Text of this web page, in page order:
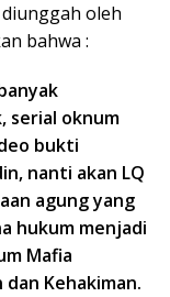
oleh
bahwa :
serial oknum
bukti
nanti akan LQ
agung yang
hukum menjadi
Mafia
Kehakiman.